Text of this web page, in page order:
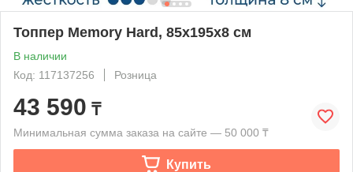
Топпер Memory Hard, 85x195x8 см
В наличии
Код: 117137256
Розница
43 590 ₸
Минимальная сумма заказа на сайте — 50 000 ₸
Купить